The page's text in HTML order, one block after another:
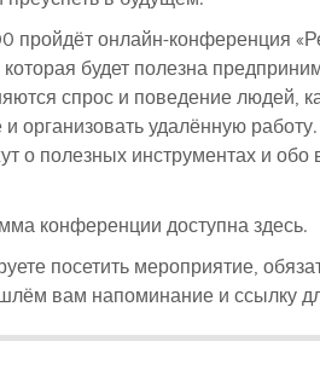
пройдёт онлайн-конференция
будет полезна
спрос и поведение людей,
организовать удалённую
о полезных инструментах и
конференции доступна здесь.
посетить мероприятие,
вам напоминание и ссылку